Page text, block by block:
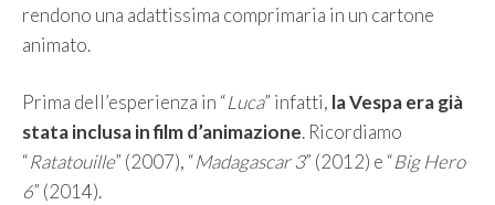
rendono una adattissima comprimaria in un cartone
animato.
Prima dell’esperienza in “Luca” infatti, la Vespa era già
stata inclusa in film d’animazione. Ricordiamo
“Ratatouille” (2007), “Madagascar 3” (2012) e “Big Hero
6” (2014).